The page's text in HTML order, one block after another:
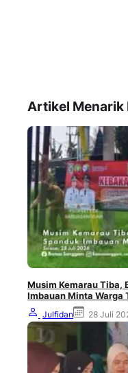
Artikel Menarik
Musim Kemarau Tiba,
Imbauan Minta Warga
Julfidan 28 Juli